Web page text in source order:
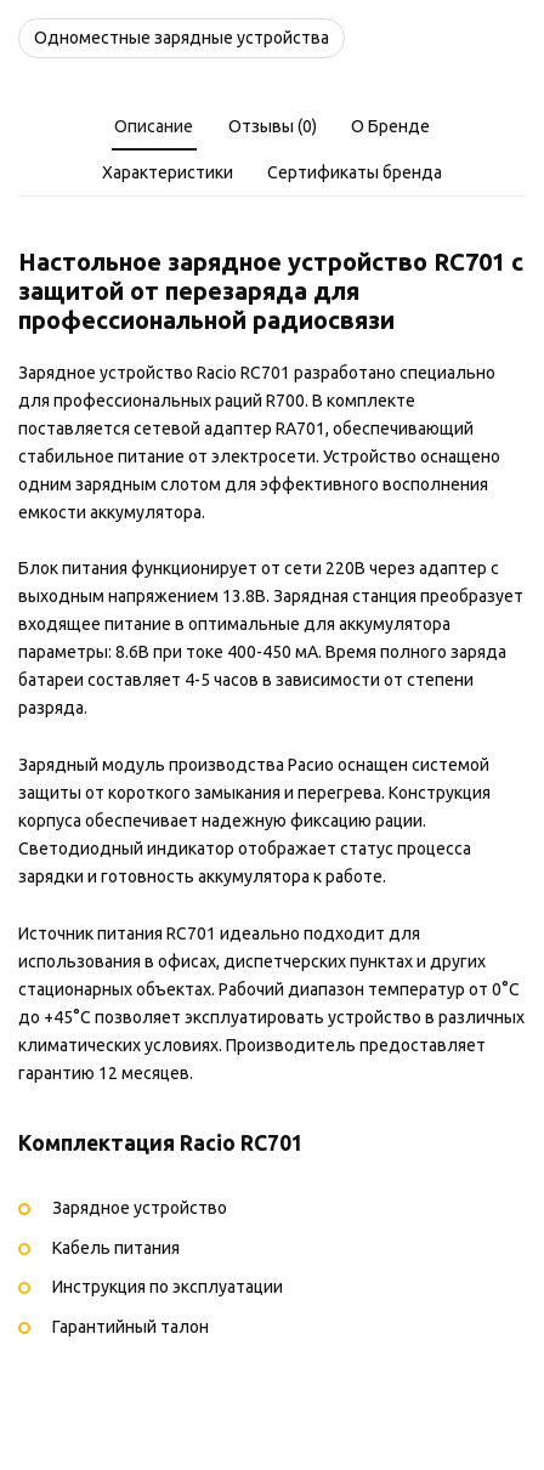
Одноместные зарядные устройства
Описание Отзывы (0) О Бренде
Характеристики Сертификаты бренда
Настольное зарядное устройство RC701 с
защитой от перезаряда для
профессиональной радиосвязи
Зарядное устройство Racio RC701 разработано специально
для профессиональных раций R700. В комплекте
поставляется сетевой адаптер RA701, обеспечивающий
стабильное питание от электросети. Устройство оснащено
одним зарядным слотом для эффективного восполнения
емкости аккумулятора.
Блок питания функционирует от сети 220В через адаптер с
выходным напряжением 13.8В. Зарядная станция преобразует
входящее питание в оптимальные для аккумулятора
параметры: 8.6В при токе 400-450 мА. Время полного заряда
батареи составляет 4-5 часов в зависимости от степени
разряда.
Зарядный модуль производства Расио оснащен системой
защиты от короткого замыкания и перегрева. Конструкция
корпуса обеспечивает надежную фиксацию рации.
Светодиодный индикатор отображает статус процесса
зарядки и готовность аккумулятора к работе.
Источник питания RC701 идеально подходит для
использования в офисах, диспетчерских пунктах и других
стационарных объектах. Рабочий диапазон температур от 0°C
до +45°C позволяет эксплуатировать устройство в различных
климатических условиях. Производитель предоставляет
гарантию 12 месяцев.
Комплектация Racio RC701
Зарядное устройство
Кабель питания
Инструкция по эксплуатации
Гарантийный талон